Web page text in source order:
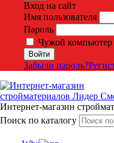
Вход на сайт
Имя пользователя
Пароль
Чужой компьютер
Забыли пароль?
Интернет-магазин
Поиск по каталогу